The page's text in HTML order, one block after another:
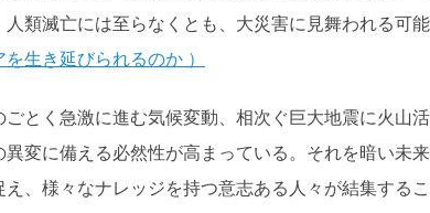
類滅亡には至らなくとも、大災害に見舞われる可能
生き延びられるのか ）
とく急激に進む気候変動、相次ぐ巨大地震に火山活
変に備える必然性が高まっている。それを暗い未来
、様々なナレッジを持つ意志ある人々が結集するこ